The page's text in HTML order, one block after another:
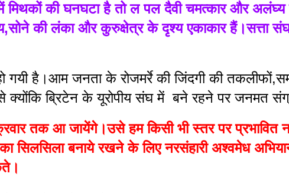
में मिथकों की घनघटा है तो ल पल दैवी चमत्कार और
की लंका और कुरुक्षेत्र के दृश्य एकाकार हैं।सत्ता
हो गयी है।आम जनता के रोजमर्रे की जिंदगी की
ब्रिटेन के यूरोपीय संघ में  बने रहने पर जनमत
तक आ जायेंगे।उसे हम किसी भी स्तर पर
सिलसिला बनाये रखने के लिए नरसंहारी अश्वमेध